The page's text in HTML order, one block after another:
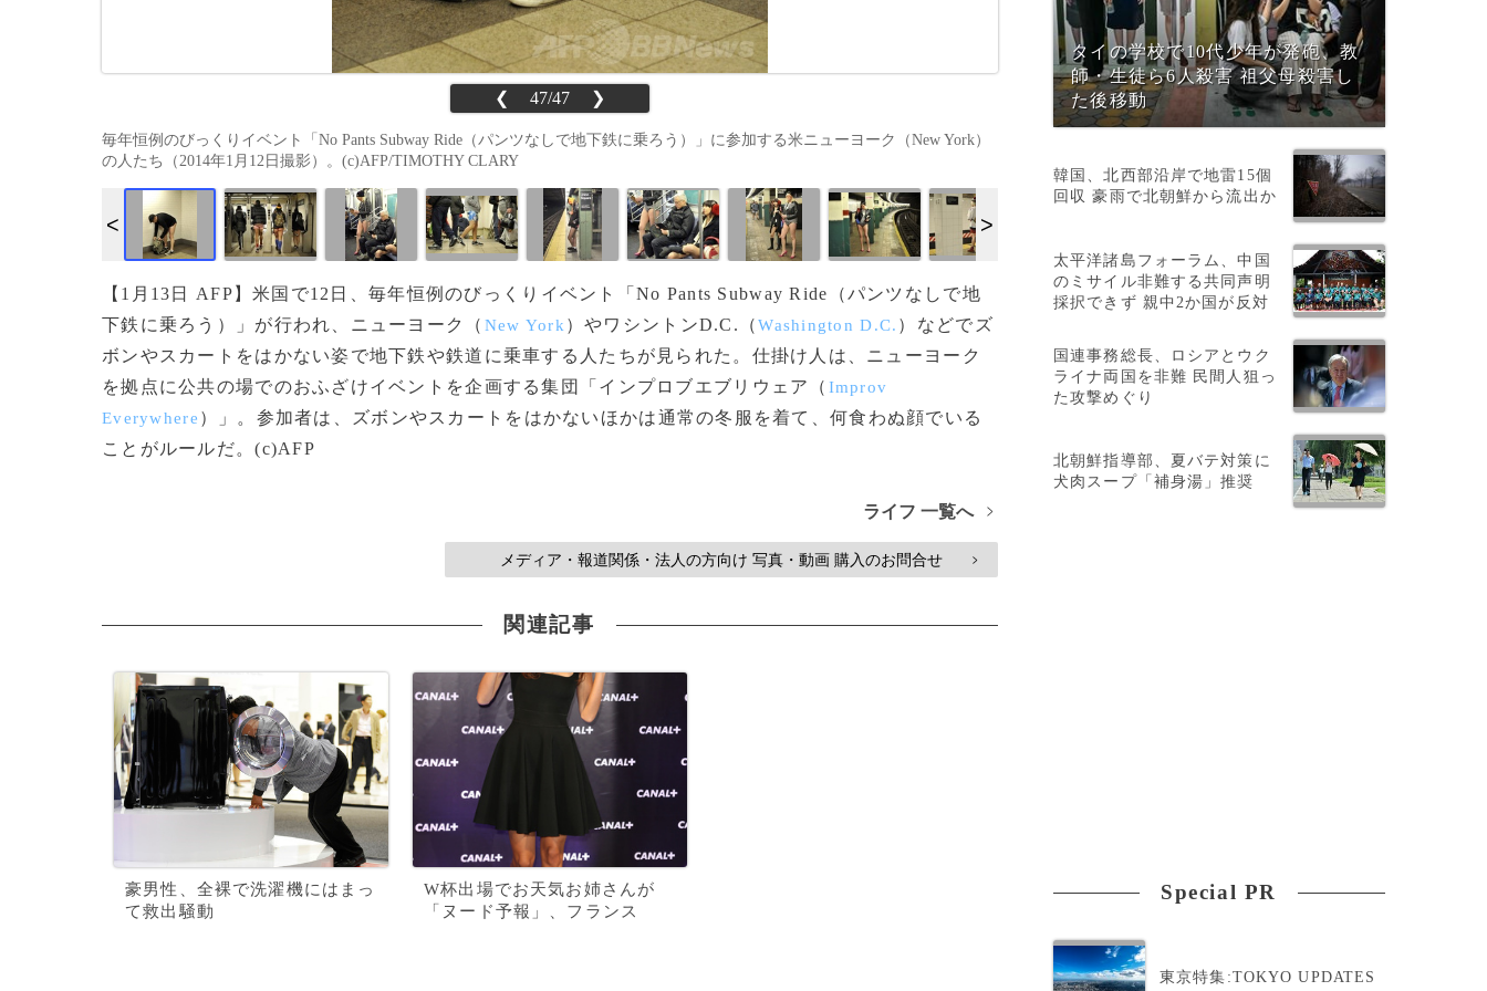
❮ 47/47 ❯
毎年恒例のびっくりイベント「No Pants Subway Ride（パンツなしで地下鉄に乗ろう）」に参加する米ニューヨーク（New York）
の人たち（2014年1月12日撮影）。(c)AFP/TIMOTHY CLARY
【1月13日 AFP】米国で12日、毎年恒例のびっくりイベント「No Pants Subway Ride（パンツなしで地
下鉄に乗ろう）」が行われ、ニューヨーク（ New York ）やワシントンD.C.（Washington D.C. ）などでズ
ボンやスカートをはかない姿で地下鉄や鉄道に乗車する人たちが見られた。仕掛け人は、ニューヨーク
を拠点に公共の場でのおふざけイベントを企画する集団「インプロブエブリウェア（ Improv
Everywhere ）」。参加者は、ズボンやスカートをはかないほかは通常の冬服を着て、何食わぬ顔でいる
ことがルールだ。(c)AFP
ライフ 一覧へ >
メディア・報道関係・法人の方向け 写真・動画 購入のお問合せ >
関連記事
豪男性、全裸で洗濯機にはまっ
て救出騒動
W杯出場でお天気お姉さんが
「ヌード予報」、フランス
タイの学校で10代少年が発砲、教
師・生徒ら6人殺害 祖父母殺害し
た後移動
韓国、北西部沿岸で地雷15個
回収 豪雨で北朝鮮から流出か
太平洋諸島フォーラム、中国
のミサイル非難する共同声明
採択できず 親中2か国が反対
国連事務総長、ロシアとウク
ライナ両国を非難 民間人狙っ
た攻撃めぐり
北朝鮮指導部、夏バテ対策に
犬肉スープ「補身湯」推奨
Special PR
東京特集:TOKYO UPDATES